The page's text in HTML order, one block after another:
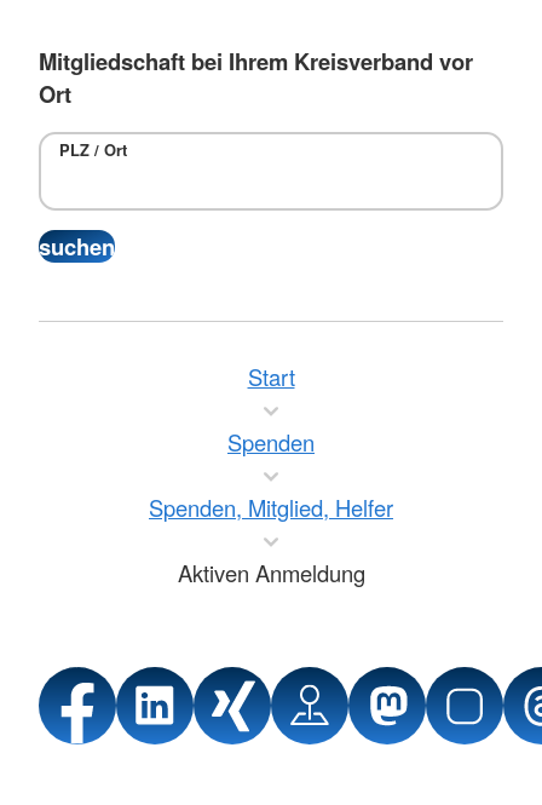
Mitgliedschaft bei Ihrem Kreisverband vor
Ort
PLZ / Ort
Start
Spenden
Spenden, Mitglied, Helfer
Aktiven Anmeldung